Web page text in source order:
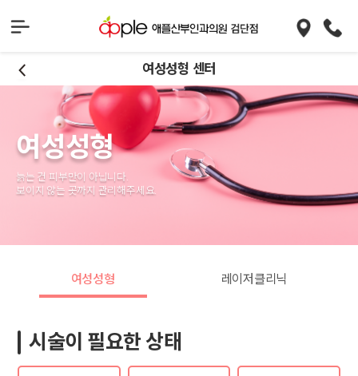
여성성형 센터
여성성형
늙는 건 피부만이 아닙니다.
보이지 않는 곳까지 관리해주세요.
여성성형 레이저클리닉
시술이 필요한 상태